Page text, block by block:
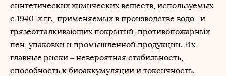
синтетических химических веществ, используемых
с 1940-х гг., применяемых в производстве водо- и
грязеотталкивающих покрытий, противопожарных
пен, упаковки и промышленной продукции. Их
главные риски – невероятная стабильность,
способность к биоаккумуляции и токсичность.